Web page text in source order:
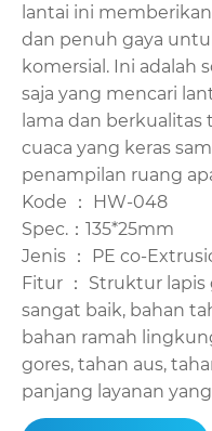
lantai ini
dan penuh gaya
komersial. Ini adalah
saja yang mencari
lama dan
cuaca yang keras
penampilan ruang
Kode ： HW-048
Spec.：135*25mm
Jenis ： PE co-
Fitur ： Struktur lapis
sangat baik, bahan
bahan ramah
gores, tahan aus,
panjang layanan